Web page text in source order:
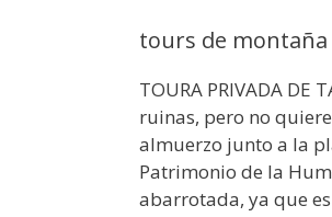
tours de
TOURA PRIVADA DE
ruinas, pero no
almuerzo junto a la
Patrimonio de la
abarrotada, ya que